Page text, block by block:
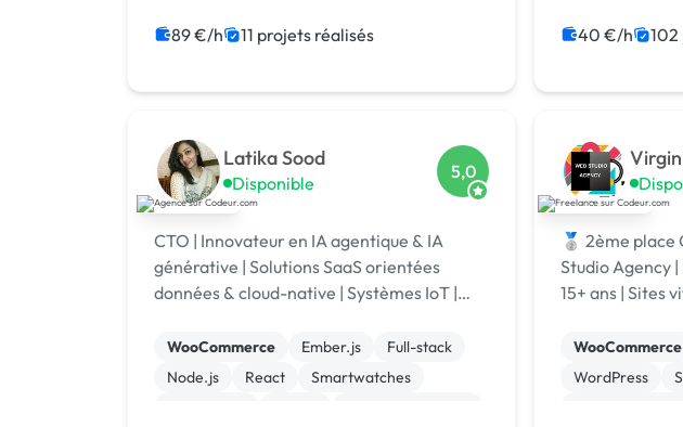
Charte graphique
Boutons
89 €/h 11 projets réalisés
Logo
40 €/h
Latika Sood
Disponible
5,0
CTO | Innovateur en IA agentique & IA
générative | Solutions SaaS orientées
données & cloud-native | Systèmes IoT |
reporting ESG | +12 ans d’expérience en
leadership
WooCommerce Ember.js
Full-stack
Node.js
React
Smartwatches
🥈 2ème place
Studio Agency
15+ ans | Sites
WooCommerce
WordPress